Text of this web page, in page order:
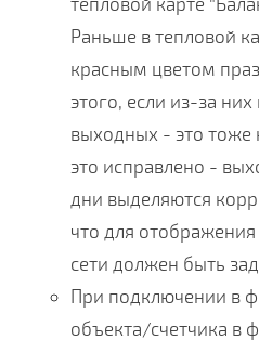
Раньше в тепловой
красным цветом
этого, если из-за
выходных - это тоже
это исправлено -
дни выделяются
что для
сети должен быть
При подключении в
объекта/счетчика в